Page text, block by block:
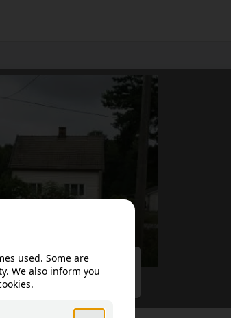
available in your